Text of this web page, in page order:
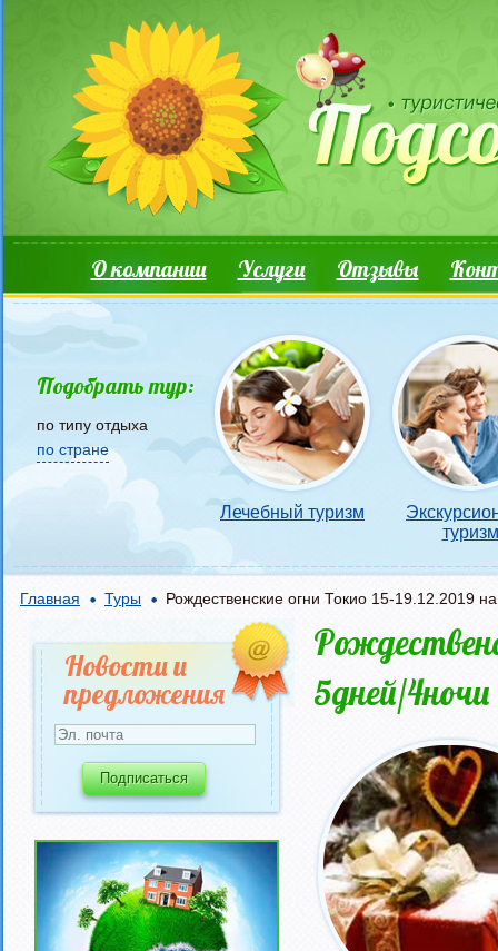
Основные ссылки
О компании Услуги Отзывы
Подобрать тур:
по типу отдыха
по стране
Лечебный туризм
туризм
Главная Туры Рождественские огни Токио 15-19.12.2019
5дней/4ночи
Новости и
предложения